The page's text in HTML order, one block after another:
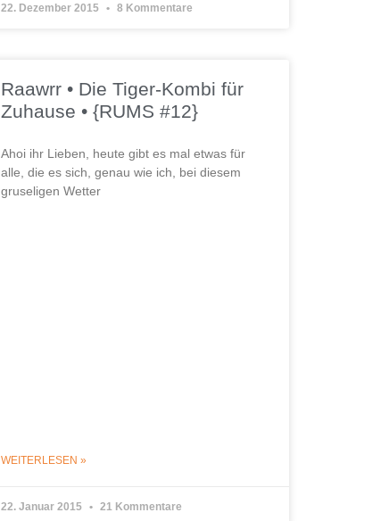
22. Dezember 2015 8 Kommentare
Raawrr • Die Tiger-Kombi für
Zuhause • {RUMS #12}
Ahoi ihr Lieben, heute gibt es mal etwas für
alle, die es sich, genau wie ich, bei diesem
gruseligen Wetter
WEITERLESEN »
22. Januar 2015 21 Kommentare